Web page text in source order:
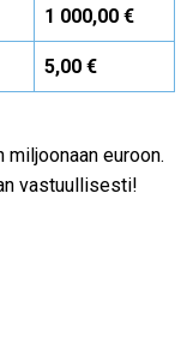
1 000,00 €
5,00 €
euroon.
vastuullisesti!